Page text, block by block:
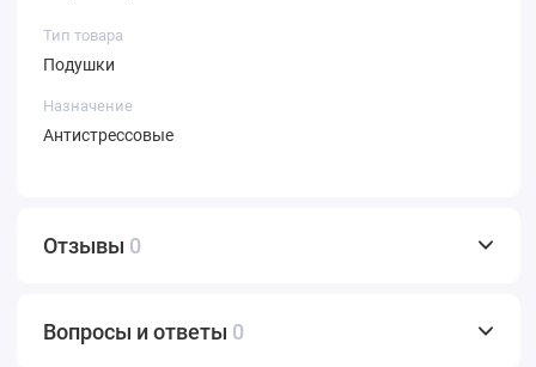
Тип товара
Подушки
Назначение
Антистрессовые
Отзывы 0
Вопросы и ответы 0